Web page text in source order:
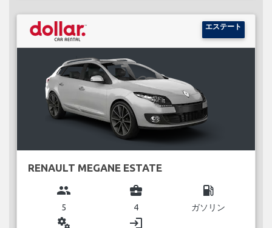
エステート
RENAULT MEGANE ESTATE
group
5
business_center
4
local_gas_station
ガソリン
miscellaneous_services login